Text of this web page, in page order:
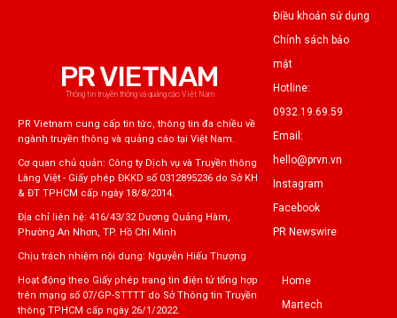
PR VIETNAM
Thông tin truyền thông và quảng cáo Việt Nam
PR Vietnam cung cấp tin tức, thông tin đa chiều về
ngành truyền thông và quảng cáo tại Việt Nam.
Cơ quan chủ quản: Công ty Dịch vụ và Truyền thông
Làng Việt - Giấy phép ĐKKD số 0312895236 do Sở KH
& ĐT TPHCM cấp ngày 18/8/2014.
Địa chỉ liên hệ: 416/43/32 Dương Quảng Hàm,
Phường An Nhơn, TP. Hồ Chí Minh
Chịu trách nhiệm nội dung: Nguyễn Hiếu Thượng
Hoạt động theo Giấy phép trang tin điện tử tổng hợp
trên mạng số 07/GP-STTTT do Sở Thông tin Truyền
thông TPHCM cấp ngày 26/1/2022.
Điều khoản sử dụng
Chính sách bảo
mật
Hotline:
0932.19.69.59
Email:
hello@prvn.vn
Instagram
Facebook
PR Newswire
Home
Martech